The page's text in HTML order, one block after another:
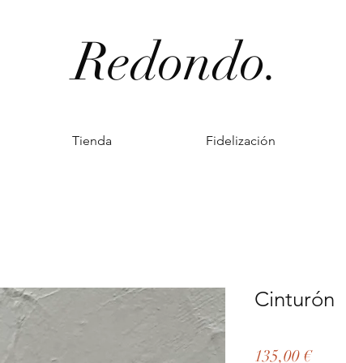
Redondo.
Tienda Fidelización
Cinturón
135,00 €Precio